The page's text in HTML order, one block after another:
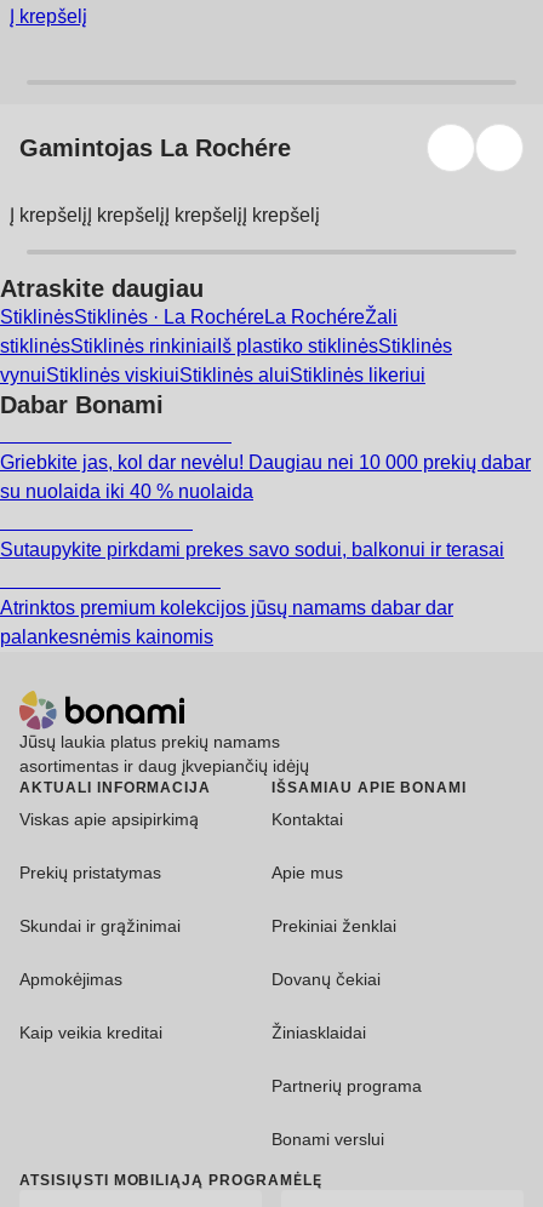
Į krepšelį
Gamintojas La Rochére
Į krepšelįĮ krepšelįĮ krepšelįĮ krepšelį
Atraskite daugiau
StiklinėsStiklinės · La RochéreLa RochéreŽali
stiklinėsStiklinės rinkiniai Iš plastiko stiklinėsStiklinės
vynuiStiklinės viskiuiStiklinės aluiStiklinės likeriui
Dabar Bonami
Griebkite jas, kol dar nevėlu! Daugiau nei 10 000 prekių dabar
su nuolaida iki 40 % nuolaida
Sutaupykite pirkdami prekes savo sodui, balkonui ir terasai
Atrinktos premium kolekcijos jūsų namams dabar dar
palankesnėmis kainomis
Jūsų laukia platus prekių namams
asortimentas ir daug įkvepiančių idėjų
AKTUALI INFORMACIJA
Viskas apie apsipirkimą
Prekių pristatymas
Skundai ir grąžinimai
Apmokėjimas
Kaip veikia kreditai
IŠSAMIAU APIE BONAMI
Kontaktai
Apie mus
Prekiniai ženklai
Dovanų čekiai
Žiniasklaidai
Partnerių programa
Bonami verslui
ATSISIŲSTI MOBILIĄJĄ PROGRAMĖLĘ